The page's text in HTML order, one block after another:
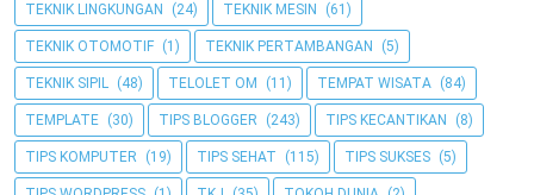
TEKNIK LINGKUNGAN (24) TEKNIK MESIN (61)
TEKNIK OTOMOTIF (1) TEKNIK PERTAMBANGAN (5)
TEKNIK SIPIL (48) TELOLET OM (11) TEMPAT WISATA (84)
TEMPLATE (30) TIPS BLOGGER (243) TIPS KECANTIKAN (8)
TIPS KOMPUTER (19) TIPS SEHAT (115) TIPS SUKSES (5)